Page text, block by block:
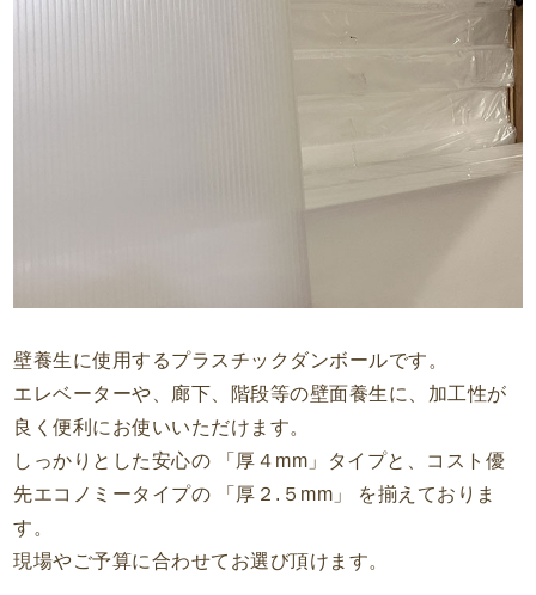
壁養生に使用するプラスチックダンボールです。
エレベーターや、廊下、階段等の壁面養生に、加工性が
良く便利にお使いいただけます。
しっかりとした安心の 「厚４mm」タイプと、コスト優
先エコノミータイプの 「厚２.５mm」 を揃えておりま
す。
現場やご予算に合わせてお選び頂けます。